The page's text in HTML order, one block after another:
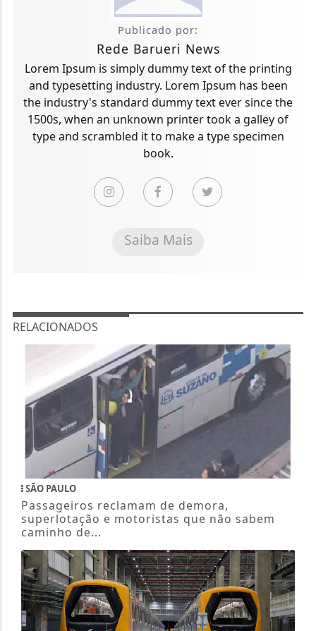
Publicado por:
Rede Barueri News
Lorem Ipsum is simply dummy text of the printing
and typesetting industry. Lorem Ipsum has been
the industry's standard dummy text ever since the
1500s, when an unknown printer took a galley of
type and scrambled it to make a type specimen
book.
Saiba Mais
RELACIONADOS
SÃO PAULO
Passageiros reclamam de demora,
superlotação e motoristas que não sabem
caminho de...